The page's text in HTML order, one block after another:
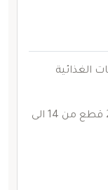
الغذائية
توسعات جنوب الأولى - بلوك 2 قطع من 14 الى